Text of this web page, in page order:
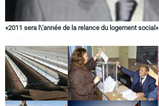
«2011 sera l\'année de la relance du logement social»